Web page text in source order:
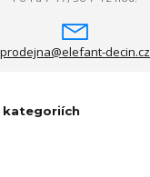
prodejna@elefant-decin.cz
kategoriích